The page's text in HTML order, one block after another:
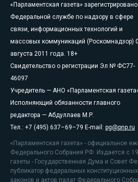
«Парламентская газета»
Федеральной службе по надзору в сфере
связи, информационных технологий и
массовых коммуникаций (Роскомнадзор)
августа 2011 года. 18+
Свидетельство о регистрации Эл № ФС77-
46097
Учредитель — АНО «Парламентская
Исполняющий обязанности главного
редактора — Абдуллаев М.Р.
Тел.: +7 (495) 637–69–79 E-mail: pg@pnp.ru
«Парламентская газета» - официальное
Федерального Собрания РФ. Издается с
газеты - Государственная Дума и Совет
публикатор федеральных
законов и актов палат Федерального